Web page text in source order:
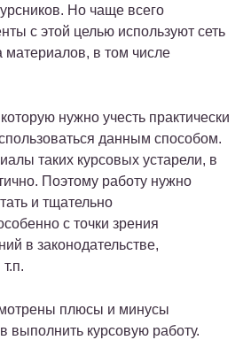
Но чаще всего
с этой целью используют сеть
материалов, в том числе
нужно учесть практически
данным способом.
таких курсовых устарели, в
Поэтому работу нужно
и тщательно
с точки зрения
в законодательстве,
плюсы и минусы
выполнить курсовую работу.